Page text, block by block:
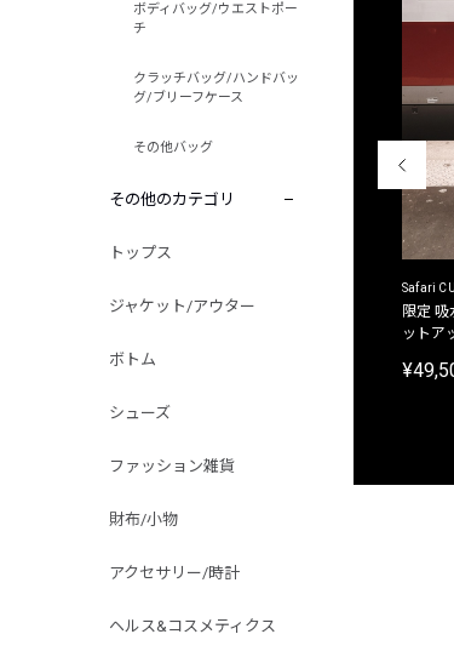
ボディバッグ/ウエストポー
チ
クラッチバッグ/ハンドバッ
グ/ブリーフケース
その他バッグ
その他のカテゴリ
トップス
ジャケット/アウター
ボトム
シューズ
ファッション雑貨
財布/小物
アクセサリー/時計
ヘルス&コスメティクス
別注限定 フード付き チェックシャツジャケット
Safari
限定
ットア